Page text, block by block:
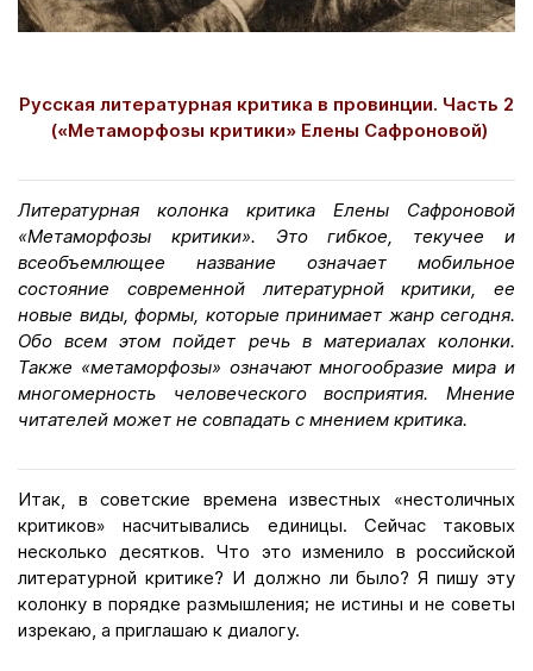
Русская литературная критика в провинции. Часть 2
(«Метаморфозы критики» Елены Сафроновой)
Литературная колонка критика Елены Сафроновой
«Метаморфозы критики». Это гибкое, текучее и
всеобъемлющее название означает мобильное
состояние современной литературной критики, ее
новые виды, формы, которые принимает жанр сегодня.
Обо всем этом пойдет речь в материалах колонки.
Также «метаморфозы» означают многообразие мира и
многомерность человеческого восприятия. Мнение
читателей может не совпадать с мнением критика.
Итак, в советские времена известных «нестоличных
критиков» насчитывались единицы. Сейчас таковых
несколько десятков. Что это изменило в российской
литературной критике? И должно ли было? Я пишу эту
колонку в порядке размышления; не истины и не советы
изрекаю, а приглашаю к диалогу.